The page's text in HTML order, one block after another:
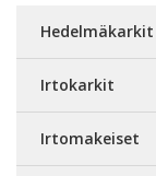
Hedelmäkarkit
Irtokarkit
Irtomakeiset